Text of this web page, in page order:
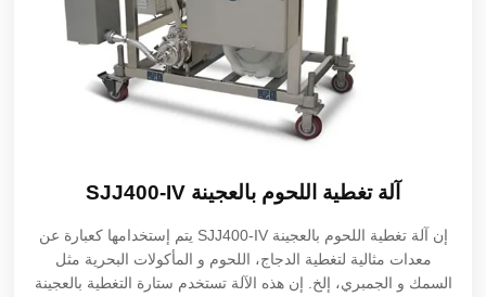
آلة تغطية اللحوم بالعجينة SJJ400-IV
إن آلة تغطية اللحوم بالعجينة SJJ400-IV يتم إستخدامها كعبارة عن
معدات مثالية لتغطية الدجاج، اللحوم و المأكولات البحرية مثل
السمك و الجمبري، إلخ. إن هذه الآلة تستخدم ستارة التغطية بالعجينة